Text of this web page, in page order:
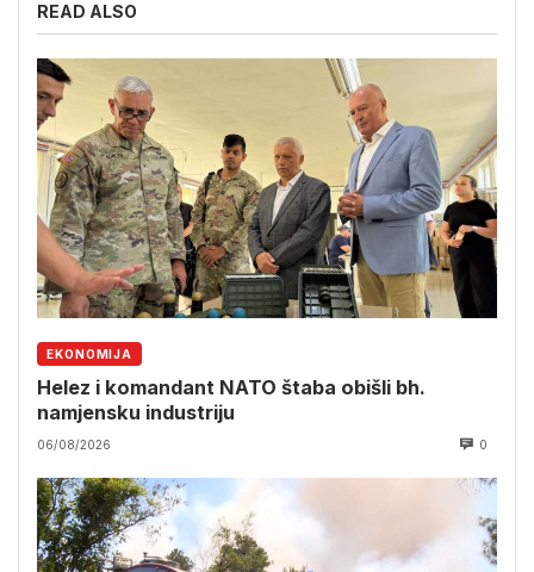
READ ALSO
EKONOMIJA
Helez i komandant NATO štaba obišli bh.
namjensku industriju
06/08/2026 0